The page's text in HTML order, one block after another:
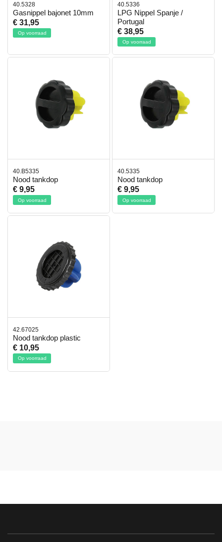
40.5328
Gasnippel bajonet 10mm
€ 31,95
Op voorraad
40.5336
LPG Nippel Spanje /
Portugal
€ 38,95
Op voorraad
40.B5335
Nood tankdop
€ 9,95
Op voorraad
40.5335
Nood tankdop
€ 9,95
Op voorraad
42.67025
Nood tankdop plastic
€ 10,95
Op voorraad